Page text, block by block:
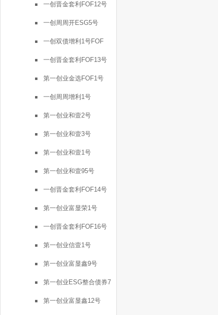
一创晋金套利FOF12号
一创周周开ESG5号
一创双债增利1号FOF
一创晋金套利FOF13号
第一创业金选FOF1号
一创周周增利1号
第一创业和壹2号
第一创业和壹3号
第一创业和壹1号
第一创业和壹95号
一创晋金套利FOF14号
第一创业富显荣1号
一创晋金套利FOF16号
第一创业信壹1号
第一创业富显鑫9号
第一创业ESG整合债券7
号
第一创业富显鑫12号